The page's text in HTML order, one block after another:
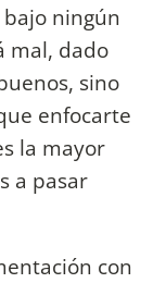
ningún
mal, dado
sino
enfocarte
la mayor
a pasar
con